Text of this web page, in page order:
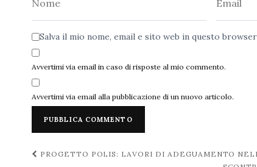
Salva il mio nome, email e sito web in questo
Avvertimi via email in caso di risposte al mio commento.
Avvertimi via email alla pubblicazione di un nuovo articolo.
Navigazione
PROGETTO POLIS: LAVORI DI ADEGUAMENTO